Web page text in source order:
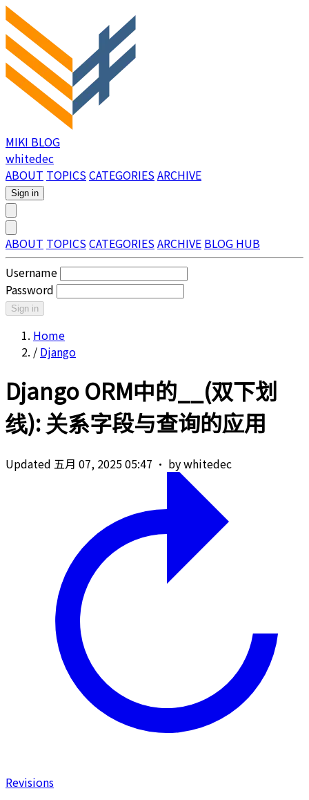
MIKI BLOG
whitedec
ABOUT TOPICSCATEGORIESARCHIVE
Sign in
ABOUT TOPICSCATEGORIESARCHIVE BLOG HUB
Username
Password
Sign in
Home
/ Django
Django ORM中的__(双下划
线): 关系字段与查询的应用
Updated 五月 07, 2025 05:47 · by whitedec
Revisions